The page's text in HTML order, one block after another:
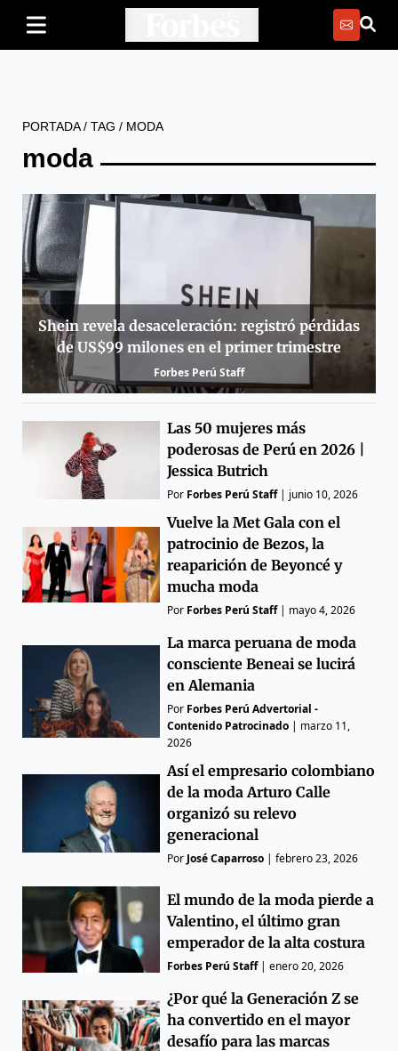
PORTADA/ TAG / MODA
moda
Shein revela desaceleración: registró pérdidas
de US$99 milones en el primer trimestre
Forbes Perú Staff
Las 50 mujeres más
poderosas de Perú en 2026 |
Jessica Butrich
Por Forbes Perú Staff| junio 10, 2026
Vuelve la Met Gala con el
patrocinio de Bezos, la
reaparición de Beyoncé y
mucha moda
Por Forbes Perú Staff| mayo 4, 2026
La marca peruana de moda
consciente Beneai se lucirá
en Alemania
Por Forbes Perú Advertorial -
Contenido Patrocinado | marzo 11,
2026
Así el empresario colombiano
de la moda Arturo Calle
organizó su relevo
generacional
Por José Caparroso |febrero 23, 2026
El mundo de la moda pierde a
Valentino, el último gran
emperador de la alta costura
Forbes Perú Staff|enero 20, 2026
¿Por qué la Generación Z se
ha convertido en el mayor
desafío para las marcas